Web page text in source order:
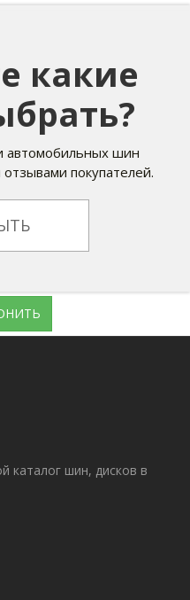
какие
автомобильных шин
покупателей.
каталог шин, дисков в